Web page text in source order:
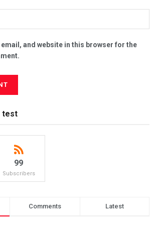
email, and website in this browser for the
test
99
Subscribers
Comments Latest